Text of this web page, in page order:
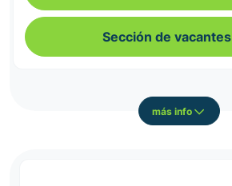
Sección de vacantes
más info